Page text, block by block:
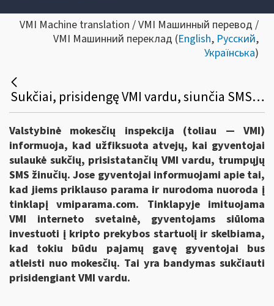
VMI Machine translation / VMI Машинный перевод /
VMI Машинний переклад (English, Русский,
Українська)
Sukčiai, prisidengę VMI vardu, siunčia SMS ir skatina investuoti
Valstybinė mokesčių inspekcija (toliau — VMI)
informuoja, kad užfiksuota atvejų, kai gyventojai
sulaukė sukčių, prisistatančių VMI vardu, trumpųjų
SMS žinučių. Jose gyventojai informuojami apie tai,
kad jiems priklauso parama ir nurodoma nuoroda į
tinklapį vmiparama.com. Tinklapyje imituojama
VMI interneto svetainė, gyventojams siūloma
investuoti į kripto prekybos startuolį ir skelbiama,
kad tokiu būdu pajamų gavę gyventojai bus
atleisti nuo mokesčių. Tai yra bandymas sukčiauti
prisidengiant VMI vardu.